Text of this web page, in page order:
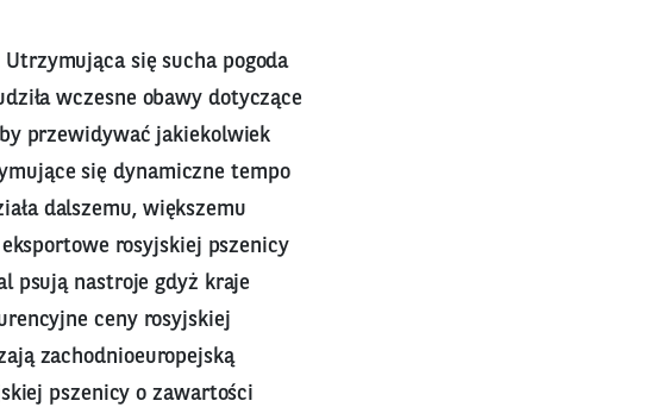
Utrzymująca się sucha pogoda
wczesne obawy dotyczące
przewidywać jakiekolwiek
się dynamiczne tempo
dalszemu, większemu
rosyjskiej pszenicy
psują nastroje gdyż kraje
ceny rosyjskiej
zachodnioeuropejską
pszenicy o zawartości